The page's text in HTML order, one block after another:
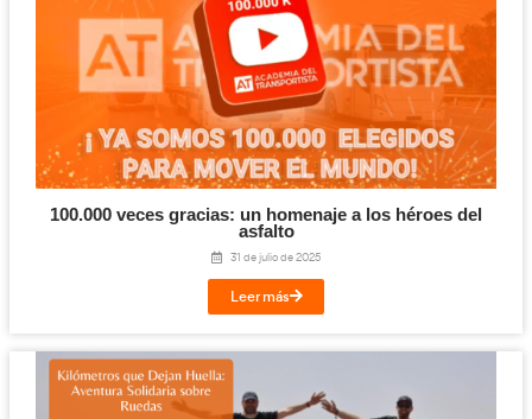
Adiós a Coco Trucker Girl, el corazón del
nunca dejará de latir
30 de octubre de 2025
Leer más